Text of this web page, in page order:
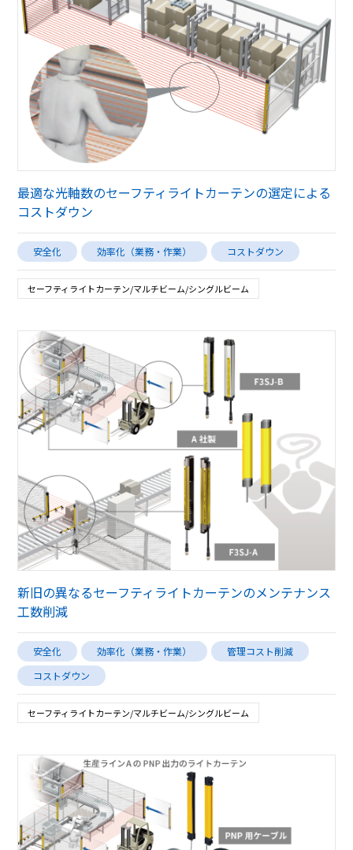
最適な光軸数のセーフティライトカーテンの選定による
コストダウン
安全化 効率化（業務・作業） コストダウン
セーフティライトカーテン/マルチビーム/シングルビーム
新旧の異なるセーフティライトカーテンのメンテナンス
工数削減
安全化 効率化（業務・作業）
管理コスト削減
コストダウン
セーフティライトカーテン/マルチビーム/シングルビーム